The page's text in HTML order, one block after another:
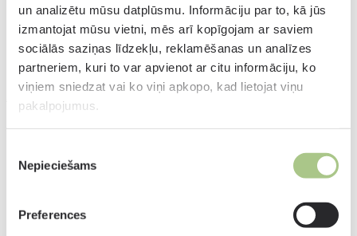
un analizētu mūsu datplūsmu. Informāciju par to, kā jūs
izmantojat mūsu vietni, mēs arī kopīgojam ar saviem
sociālās saziņas līdzekļu, reklamēšanas un analīzes
partneriem, kuri to var apvienot ar citu informāciju, ko
viņiem sniedzat vai ko viņi apkopo, kad lietojat viņu
pakalpojumus.
izvēle
Nepieciešams
Preferences
Aizsargbrilles